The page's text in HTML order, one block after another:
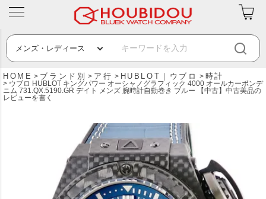
HOME ブランド別 ア行 HUBLOT｜ウブロ 時計
ウブロ HUBLOT キングパワー オーシャノグラフィック 4000 オールカーボンデ
ニム 731.QX.5190.GR デイト メンズ 腕時計自動巻き ブルー 【中古】中古美品の
レビューを書く